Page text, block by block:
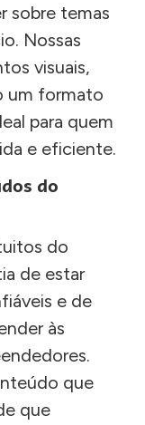
sobre temas
Nossas
visuais,
um formato
para quem
e eficiente.
do
do
de estar
e de
às
que
que